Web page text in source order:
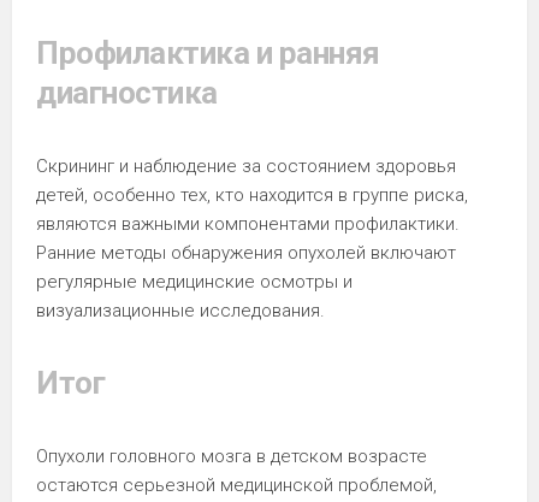
Профилактика и ранняя
диагностика
Скрининг и наблюдение за состоянием здоровья
детей, особенно тех, кто находится в группе риска,
являются важными компонентами профилактики.
Ранние методы обнаружения опухолей включают
регулярные медицинские осмотры и
визуализационные исследования.
Итог
Опухоли головного мозга в детском возрасте
остаются серьезной медицинской проблемой,